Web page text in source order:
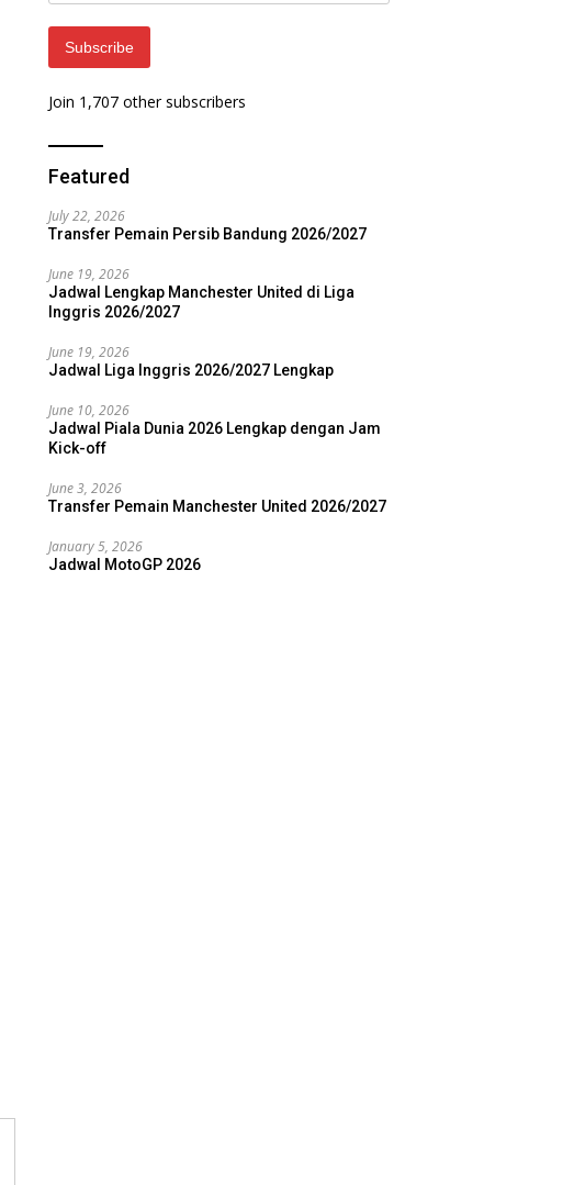
Subscribe
Join 1,707 other subscribers
Featured
July 22, 2026
Transfer Pemain Persib Bandung 2026/2027
June 19, 2026
Jadwal Lengkap Manchester United di Liga
Inggris 2026/2027
June 19, 2026
Jadwal Liga Inggris 2026/2027 Lengkap
June 10, 2026
Jadwal Piala Dunia 2026 Lengkap dengan Jam
Kick-off
June 3, 2026
Transfer Pemain Manchester United 2026/2027
January 5, 2026
Jadwal MotoGP 2026